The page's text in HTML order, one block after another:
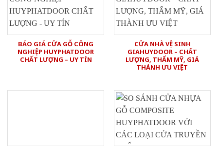
BÁO GIÁ CỬA GỖ CÔNG
NGHIỆP HUYPHATDOOR
CHẤT LƯỢNG – UY TÍN
CỬA NHÀ VỆ SINH
GIAHUYDOOR – CHẤT
LƯỢNG, THẨM MỸ, GIÁ
THÀNH ƯU VIỆT